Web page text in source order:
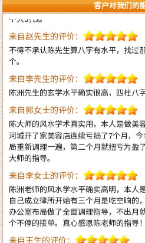
客户对我们的
来自赵先生的评价：
不得不承认陈先生算八字有水平，找过
个。
来自李先生的评价：
陈洲先生的玄学水平确实很高，四柱八
来自郭女士的评价：
陈大师的风水学术真实用，本人是做美
河城开了家美容店连续亏损了7个月，今
局重新调理一遍，第二个月就扭亏为盈
大师的指导。
来自李女士的评价：
陈洲老师的风水学水平确实高明，本人
自己成立律所开始有三个月是吃空晌的
办公室布局做了全面调理指导，不出月
个不停的接单。真心感恩陈老师的指导
来自王生的评价：
全网找了个遍，还是陈洲老师的学术水
汕甚至海内外多地！